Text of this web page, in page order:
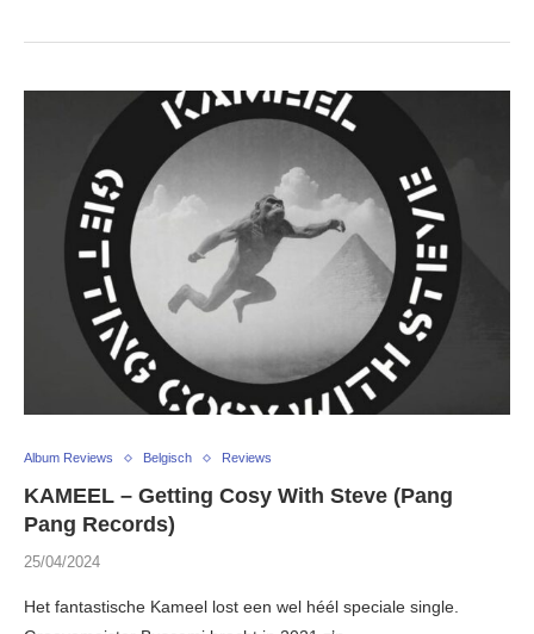
Album Reviews Belgisch Reviews
KAMEEL – Getting Cosy With Steve (Pang
Pang Records)
25/04/2024
Het fantastische Kameel lost een wel héél speciale single.